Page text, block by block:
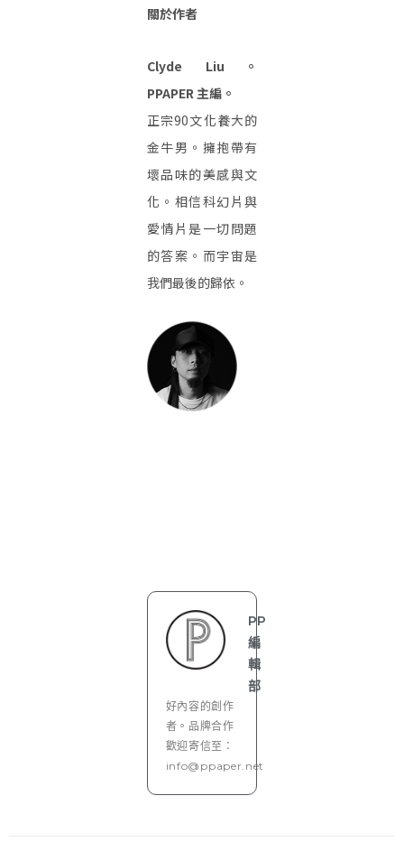
關於作者
Clyde Liu。
PPAPER 主編。
正宗90文化養大的
金牛男。擁抱帶有
壞品味的美感與文
化。相信科幻片與
愛情片是一切問題
的答案。而宇宙是
我們最後的歸依。
PP
編
輯
部
好內容的創作
者。品牌合作
歡迎寄信至：
info@ppaper.net